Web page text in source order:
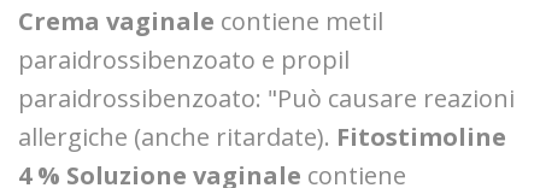
Crema vaginale contiene metil
paraidrossibenzoato e propil
paraidrossibenzoato: "Può causare reazioni
allergiche (anche ritardate). Fitostimoline
4 % Soluzione vaginale contiene